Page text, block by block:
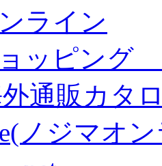
ライン
ッピング
通販カタ
ノジマオ